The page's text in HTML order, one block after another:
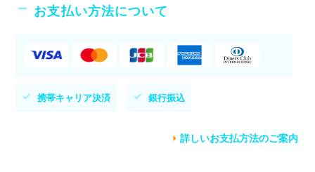
お支払い方法について
携帯キャリア決済 銀行振込
詳しいお支払方法のご案内